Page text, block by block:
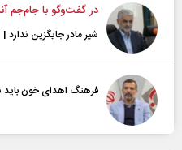
در گفت‌و‌گو با جام‌جم
شیر مادر جایگزین ندارد |
فرهنگ اهدای خون